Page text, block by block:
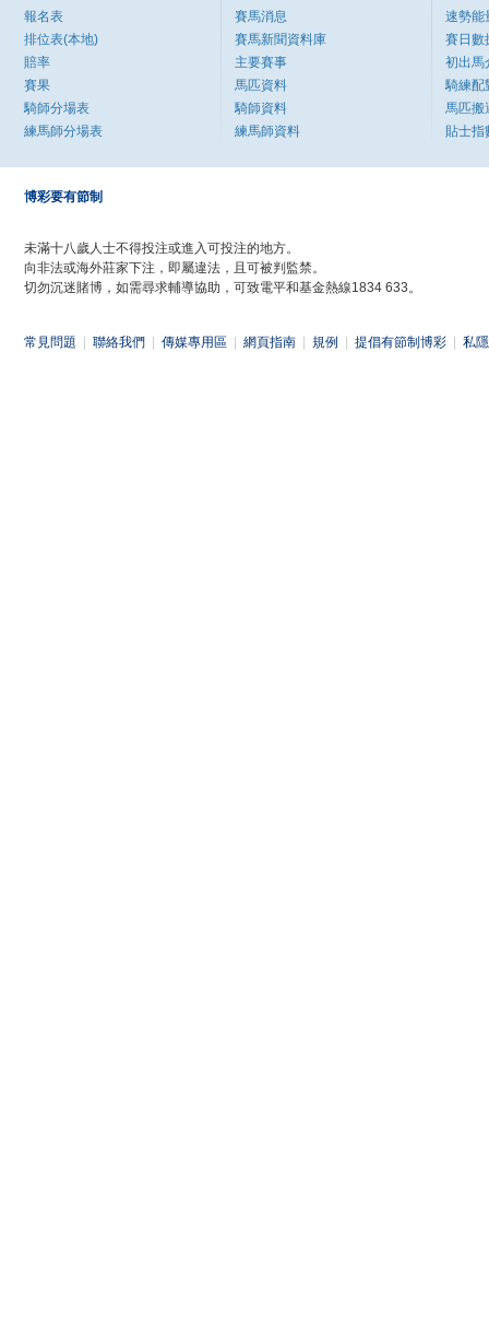
報名表
排位表(本地)
賠率
賽果
騎師分場表
練馬師分場表
賽馬消息
賽馬新聞資料庫
主要賽事
馬匹資料
騎師資料
練馬師資料
速勢能
賽日數
初出馬
騎練配
馬匹搬
貼士指
博彩要有節制
未滿十八歲人士不得投注或進入可投注的地方。
向非法或海外莊家下注，即屬違法，且可被判監禁。
切勿沉迷賭博，如需尋求輔導協助，可致電平和基金熱線1834 633。
常見問題 聯絡我們 傳媒專用區 網頁指南 規例 提倡有節制博彩 私